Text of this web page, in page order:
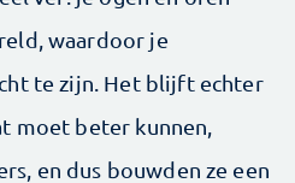
waardoor je
te zijn. Het blijft echter
moet beter kunnen,
en dus bouwden ze een